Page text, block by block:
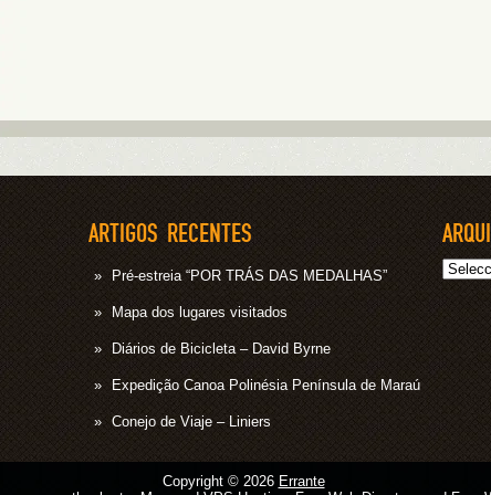
ARTIGOS RECENTES
Pré-estreia “POR TRÁS DAS MEDALHAS”
Mapa dos lugares visitados
Diários de Bicicleta – David Byrne
Expedição Canoa Polinésia Península de Maraú
Conejo de Viaje – Liniers
Arquivo
Copyright © 2026 Errante